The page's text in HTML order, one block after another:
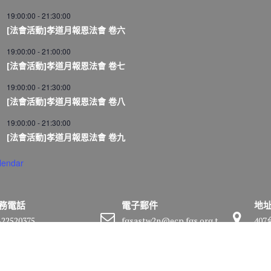
19:00:00 -21:30:00
[法會活動]孝道月報恩法會 卷六
19:00:00 -21:00:00
[法會活動]孝道月報恩法會 卷七
19:00:00 -21:30:00
[法會活動]孝道月報恩法會 卷八
19:00:00 -21:30:00
[法會活動]孝道月報恩法會 卷九
電話
電子郵件
fgsastw2n@ecp.fgs.org.t
地
407